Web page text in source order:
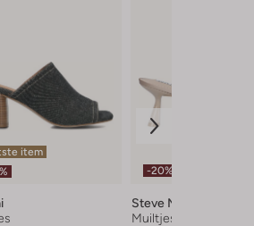
item
-20%
Steve Madden
Muiltjes